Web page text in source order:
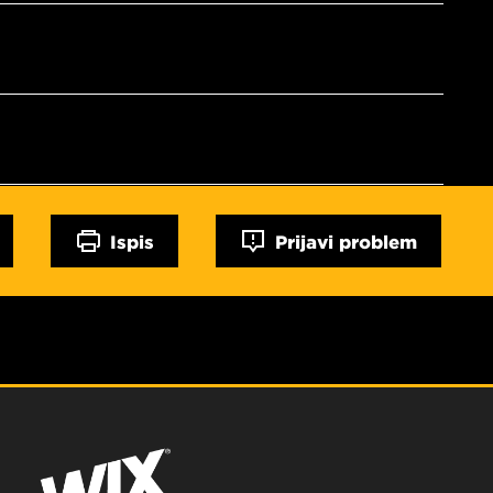
Ispis Prijavi problem